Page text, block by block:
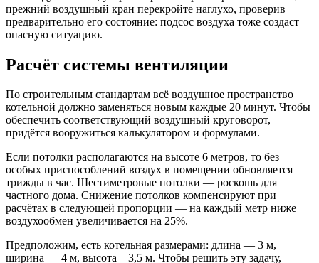
прежний воздушный кран перекройте наглухо, проверив
предварительно его состояние: подсос воздуха тоже создаст
опасную ситуацию.
Расчёт системы вентиляции
По строительным стандартам всё воздушное пространство
котельной должно заменяться новым каждые 20 минут. Чтобы
обеспечить соответствующий воздушный круговорот,
придётся вооружиться калькулятором и формулами.
Если потолки располагаются на высоте 6 метров, то без
особых приспособлений воздух в помещении обновляется
трижды в час. Шестиметровые потолки — роскошь для
частного дома. Снижение потолков компенсируют при
расчётах в следующей пропорции — на каждый метр ниже
воздухообмен увеличивается на 25%.
Предположим, есть котельная размерами: длина — 3 м,
ширина — 4 м, высота – 3,5 м. Чтобы решить эту задачу,